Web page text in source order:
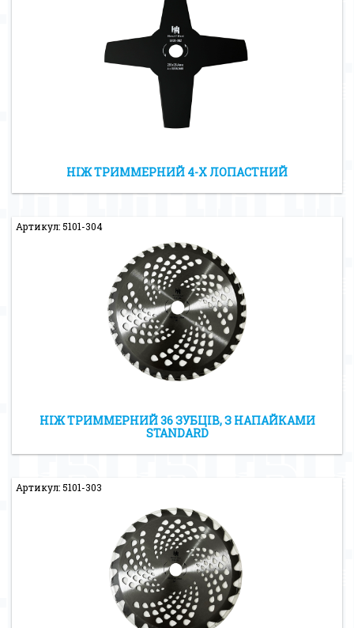
НІЖ ТРИММЕРНИЙ 4-Х ЛОПАСТНИЙ
Артикул: 5101-304
НІЖ ТРИММЕРНИЙ 36 ЗУБЦІВ, З НАПАЙКАМИ
STANDARD
Артикул: 5101-303